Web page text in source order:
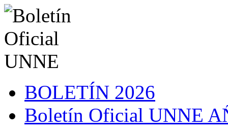
BOLETÍN 2026
Boletín Oficial UNNE